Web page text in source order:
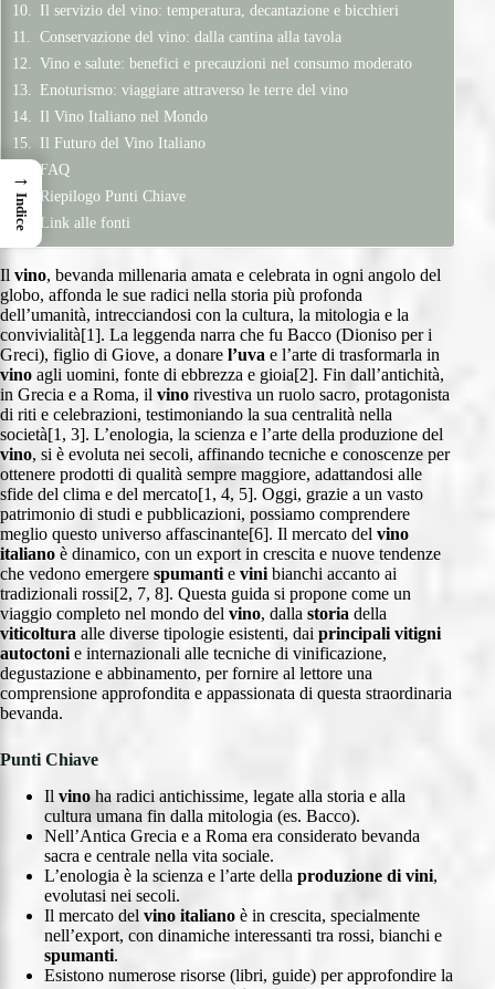
Il servizio del vino: temperatura, decantazione e bicchieri
Conservazione del vino: dalla cantina alla tavola
Vino e salute: benefici e precauzioni nel consumo moderato
Enoturismo: viaggiare attraverso le terre del vino
Il Vino Italiano nel Mondo
Il Futuro del Vino Italiano
FAQ
Riepilogo Punti Chiave
Link alle fonti
Il vino, bevanda millenaria amata e celebrata in ogni angolo del
globo, affonda le sue radici nella storia più profonda
dell’umanità, intrecciandosi con la cultura, la mitologia e la
convivialità[1]. La leggenda narra che fu Bacco (Dioniso per i
Greci), figlio di Giove, a donare l’uva e l’arte di trasformarla in
vino agli uomini, fonte di ebbrezza e gioia[2]. Fin dall’antichità,
in Grecia e a Roma, il vino rivestiva un ruolo sacro, protagonista
di riti e celebrazioni, testimoniando la sua centralità nella
società[1, 3]. L’enologia, la scienza e l’arte della produzione del
vino, si è evoluta nei secoli, affinando tecniche e conoscenze per
ottenere prodotti di qualità sempre maggiore, adattandosi alle
sfide del clima e del mercato[1, 4, 5]. Oggi, grazie a un vasto
patrimonio di studi e pubblicazioni, possiamo comprendere
meglio questo universo affascinante[6]. Il mercato del vino
italiano è dinamico, con un export in crescita e nuove tendenze
che vedono emergere spumanti e vini bianchi accanto ai
tradizionali rossi[2, 7, 8]. Questa guida si propone come un
viaggio completo nel mondo del vino, dalla storia della
viticoltura alle diverse tipologie esistenti, dai principali vitigni
autoctoni e internazionali alle tecniche di vinificazione,
degustazione e abbinamento, per fornire al lettore una
comprensione approfondita e appassionata di questa straordinaria
bevanda.
Punti Chiave
Il vinoha radici antichissime, legate alla storia e alla
cultura umana fin dalla mitologia (es. Bacco).
Nell’Antica Grecia e a Roma era considerato bevanda
sacra e centrale nella vita sociale.
L’enologia è la scienza e l’arte della produzione di vini,
evolutasi nei secoli.
Il mercato del vino italiano è in crescita, specialmente
nell’export, con dinamiche interessanti tra rossi, bianchi e
spumanti.
Esistono numerose risorse (libri, guide) per approfondire la
→
Indice